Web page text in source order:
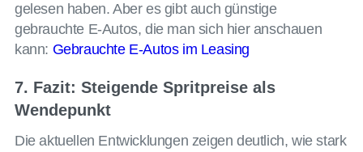
gelesen haben. Aber es gibt auch günstige
gebrauchte E-Autos, die man sich hier anschauen
kann: Gebrauchte E-Autos im Leasing
7. Fazit: Steigende Spritpreise als
Wendepunkt
Die aktuellen Entwicklungen zeigen deutlich, wie stark